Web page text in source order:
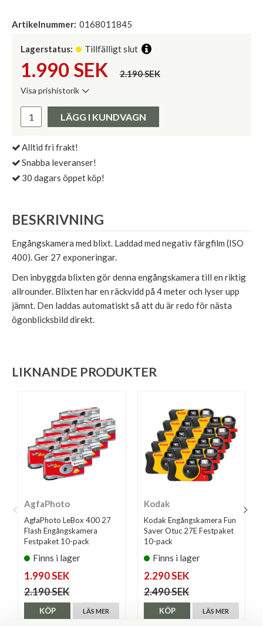
Artikelnummer: 0168011845
Lagerstatus: Tillfälligt slut
1.990 SEK 2.190 SEK
Visa prishistorik
Pris:
LÄGG I KUNDVAGN
Alltid fri frakt!
Snabba leveranser!
30 dagars öppet köp!
BESKRIVNING
Engångskamera med blixt. Laddad med negativ färgfilm (ISO
400). Ger 27 exponeringar.
Den inbyggda blixten gör denna engångskamera till en riktig
allrounder. Blixten har en räckvidd på 4 meter och lyser upp
jämnt. Den laddas automatiskt så att du är redo för nästa
ögonblicksbild direkt.
LIKNANDE PRODUKTER
AgfaPhoto
AgfaPhoto LeBox 400 27
Flash Engångskamera
Festpaket 10-pack
Finns i lager
1.990 SEK
2.190 SEK
LÄS MER
KÖP
Kodak
Kodak Engångskamera Fun
Saver Otuc 27E Festpaket
10-pack
Finns i lager
2.290 SEK
2.490 SEK
LÄS MER
KÖP